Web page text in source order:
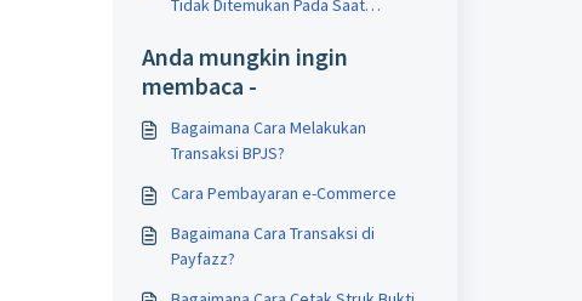
Tidak Ditemukan Pada Saat
Anda mungkin ingin
membaca -
Bagaimana Cara Melakukan
Transaksi BPJS?
Cara Pembayaran e-Commerce
Bagaimana Cara Transaksi di
Payfazz?